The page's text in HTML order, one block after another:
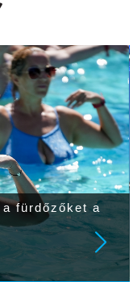
fürdőzőket a